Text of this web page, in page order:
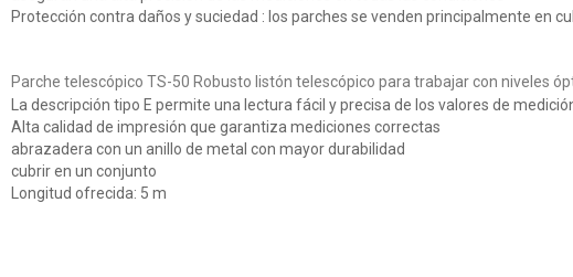
Protección contra daños y suciedad : los parches se venden principalmente en
Parche telescópico TS-50 Robusto listón telescópico para trabajar con niveles
La descripción tipo E permite una lectura fácil y precisa de los valores de
Alta calidad de impresión que garantiza mediciones correctas
abrazadera con un anillo de metal con mayor durabilidad
cubrir en un conjunto
Longitud ofrecida: 5 m